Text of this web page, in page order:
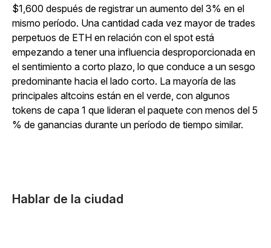
$1,600 después de registrar un aumento del 3% en el
mismo período. Una cantidad cada vez mayor de trades
perpetuos de ETH en relación con el spot está
empezando a tener una influencia desproporcionada en
el sentimiento a corto plazo, lo que conduce a un sesgo
predominante hacia el lado corto. La mayoría de las
principales altcoins están en el verde, con algunos
tokens de capa 1 que lideran el paquete con menos del 5
% de ganancias durante un período de tiempo similar.
Hablar de la ciudad